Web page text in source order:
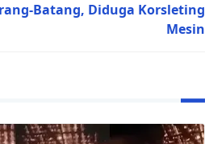
Batang, Diduga Korsleting
Mesin